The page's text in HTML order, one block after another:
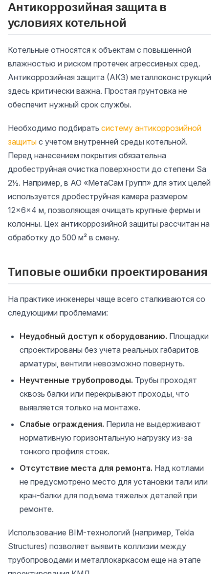
Антикоррозийная защита в
условиях котельной
Котельные относятся к объектам с повышенной
влажностью и риском протечек агрессивных сред.
Антикоррозийная защита (АКЗ) металлоконструкций
здесь критически важна. Простая грунтовка не
обеспечит нужный срок службы.
Необходимо подбирать систему антикоррозийной
защиты с учетом внутренней среды котельной.
Перед нанесением покрытия обязательна
дробеструйная очистка поверхности до степени Sa
2½. Например, в АО «МетаСам Групп» для этих целей
используется дробеструйная камера размером
12×6×4 м, позволяющая очищать крупные фермы и
колонны. Цех антикоррозийной защиты рассчитан на
обработку до 500 м² в смену.
Типовые ошибки проектирования
На практике инженеры чаще всего сталкиваются со
следующими проблемами:
Неудобный доступ к оборудованию. Площадки
спроектированы без учета реальных габаритов
арматуры, вентили невозможно повернуть.
Неучтенные трубопроводы. Трубы проходят
сквозь балки или перекрывают проходы, что
выявляется только на монтаже.
Слабые ограждения. Перила не выдерживают
нормативную горизонтальную нагрузку из-за
тонкого профиля стоек.
Отсутствие места для ремонта. Над котлами
не предусмотрено место для установки тали или
кран-балки для подъема тяжелых деталей при
ремонте.
Использование BIM-технологий (например, Tekla
Structures) позволяет выявить коллизии между
трубопроводами и металлокаркасом еще на этапе